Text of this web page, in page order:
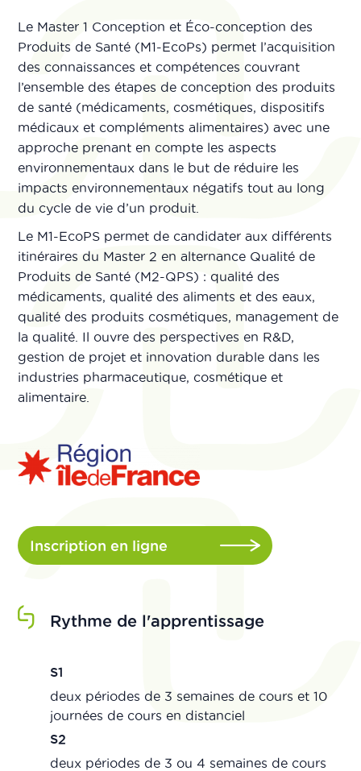
Le Master 1 Conception et Éco-conception des
Produits de Santé (M1-EcoPs) permet l’acquisition
des connaissances et compétences couvrant
l’ensemble des étapes de conception des produits
de santé (médicaments, cosmétiques, dispositifs
médicaux et compléments alimentaires) avec une
approche prenant en compte les aspects
environnementaux dans le but de réduire les
impacts environnementaux négatifs tout au long
du cycle de vie d’un produit.
Le M1-EcoPS permet de candidater aux différents
itinéraires du Master 2 en alternance Qualité de
Produits de Santé (M2-QPS) : qualité des
médicaments, qualité des aliments et des eaux,
qualité des produits cosmétiques, management de
la qualité. Il ouvre des perspectives en R&D,
gestion de projet et innovation durable dans les
industries pharmaceutique, cosmétique et
alimentaire.
Inscription en ligne
Rythme de l'apprentissage
S1
deux périodes de 3 semaines de cours et 10
journées de cours en distanciel
S2
deux périodes de 3 ou 4 semaines de cours